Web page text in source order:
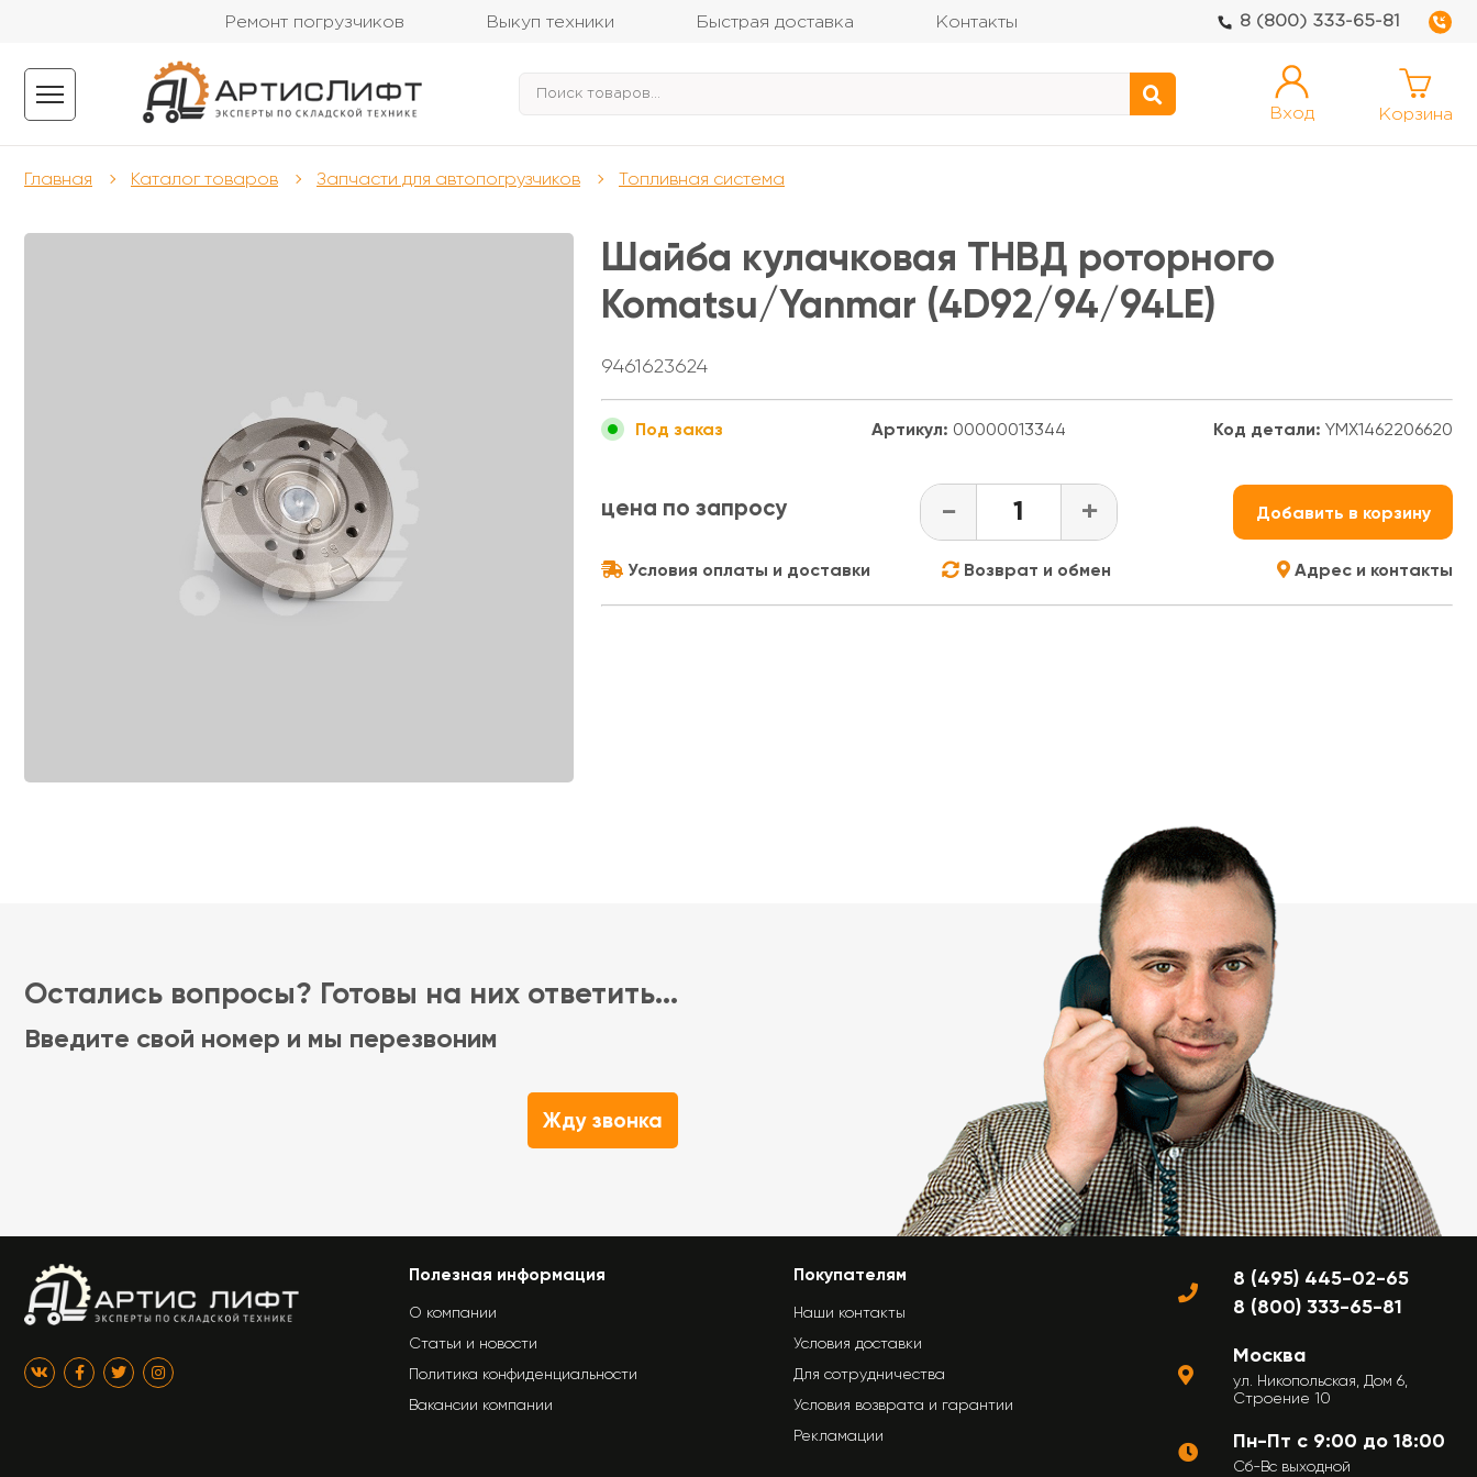
Ремонт погрузчиков Выкуп техники Быстрая доставка Контакты 8 (800) 333-65-81
Вход Корзина
Главная Каталог товаров Запчасти для автопогрузчиков Топливная система
Шайба кулачковая ТНВД роторного
Komatsu/Yanmar (4D92/94/94LE)
9461623624
Под заказ Артикул: 00000013344 Код детали: YMX1462206620
цена по запросу - + Добавить в корзину
Условия оплаты и доставки Возврат и обмен Адрес и контакты
Остались вопросы? Готовы на них ответить...
Введите свой номер и мы перезвоним
Жду звонка
Полезная информация
О компании
Статьи и новости
Политика конфиденциальности
Вакансии компании
Покупателям
Наши контакты
Условия доставки
Для сотрудничества
Условия возврата и гарантии
Рекламации
8 (495) 445-02-65
8 (800) 333-65-81
Москва
ул. Никопольская, Дом 6,
Строение 10
Пн-Пт с 9:00 до 18:00
Сб-Вс выходной